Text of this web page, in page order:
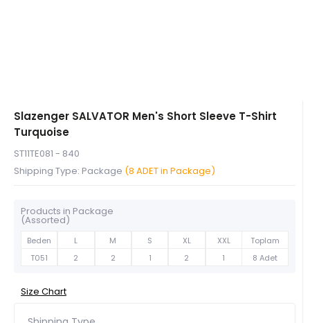
Slazenger SALVATOR Men's Short Sleeve T-Shirt
Turquoise
ST11TE081 - 840
Shipping Type: Package (8 ADET in Package)
Products in Package
(Assorted)
Beden L M S XL XXL
Toplam
T051
2 2 1 2 1 8 Adet
Size Chart